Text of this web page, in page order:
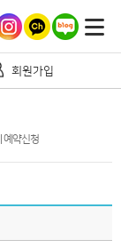
회원가입
예약신청